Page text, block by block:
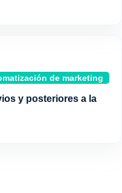
de marketing
y posteriores a la